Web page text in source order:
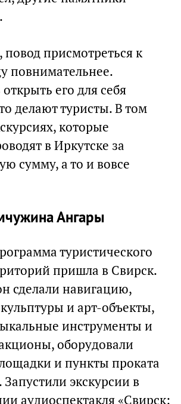
повод присмотреться к
повнимательнее.
его для себя
делают туристы. В том
которые
в Иркутске за
сумму, а то и вовсе
Ангары
туристического
пришла в Свирск.
сделали навигацию,
и арт-объекты,
инструменты и
оборудовали
и пункты проката
экскурсии в
аудиоспектакля «Свирск: